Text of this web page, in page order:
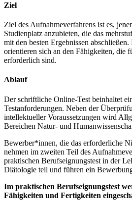
Ziel
Ziel des Aufnahmeverfahrens ist es,
Studienplatz anzubieten, die das
mit den besten Ergebnissen
orientieren sich an den Fähigkeiten, die
erforderlich sind.
Ablauf
Der schriftliche Online-Test beinhaltet
Testanforderungen. Neben der
intellektueller Voraussetzungen wird
Bereichen Natur- und
Bewerber*innen, die das erforderliche
nehmen im zweiten Teil des
praktischen Berufseignungstest in der
Diätologie teil und führen ein
Im praktischen Berufseignungstest
Fähigkeiten und Fertigkeiten